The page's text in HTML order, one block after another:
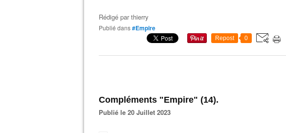
Rédigé parthierry
Publié dans#Empire
Repost 0
Compléments "Empire" (14).
Publié le 20 Juillet 2023